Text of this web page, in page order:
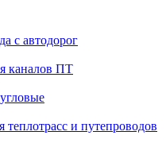
с автодорог
каналов ПТ
и путепроводов